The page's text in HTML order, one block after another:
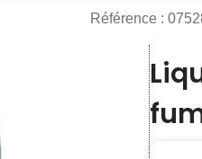
Référence :